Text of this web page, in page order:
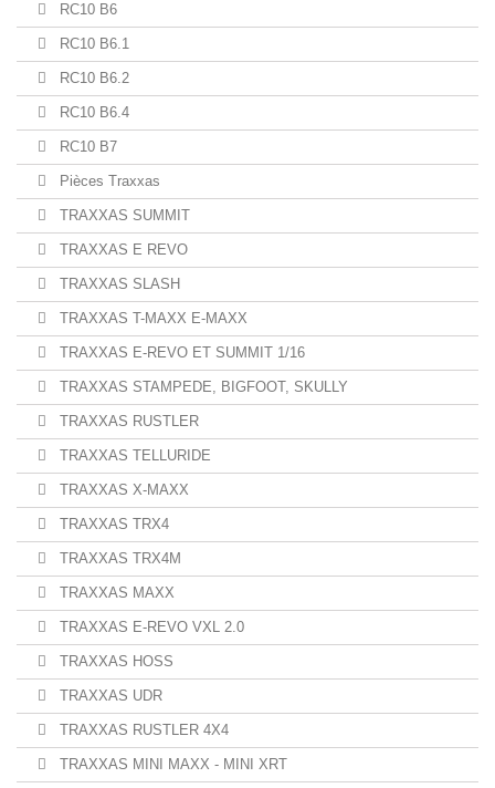
RC10 B6
RC10 B6.1
RC10 B6.2
RC10 B6.4
RC10 B7
Pièces Traxxas
TRAXXAS SUMMIT
TRAXXAS E REVO
TRAXXAS SLASH
TRAXXAS T-MAXX E-MAXX
TRAXXAS E-REVO ET SUMMIT 1/16
TRAXXAS STAMPEDE, BIGFOOT, SKULLY
TRAXXAS RUSTLER
TRAXXAS TELLURIDE
TRAXXAS X-MAXX
TRAXXAS TRX4
TRAXXAS TRX4M
TRAXXAS MAXX
TRAXXAS E-REVO VXL 2.0
TRAXXAS HOSS
TRAXXAS UDR
TRAXXAS RUSTLER 4X4
TRAXXAS MINI MAXX - MINI XRT